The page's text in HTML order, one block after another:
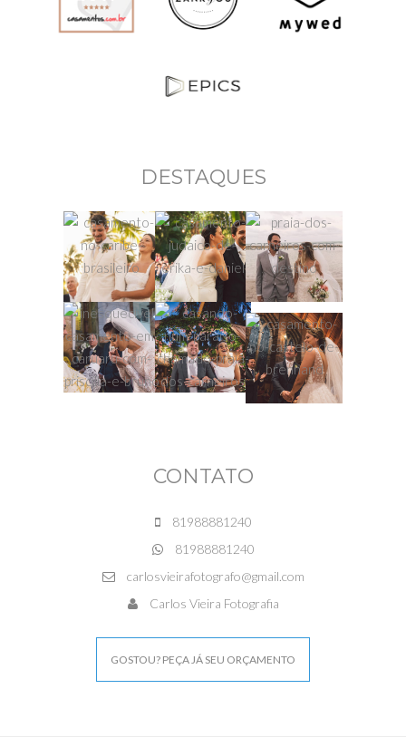
DESTAQUES
CONTATO
81988881240
81988881240
carlosvieirafotografo@gmail.com
Carlos Vieira Fotografia
GOSTOU? PEÇA JÁ SEU ORÇAMENTO